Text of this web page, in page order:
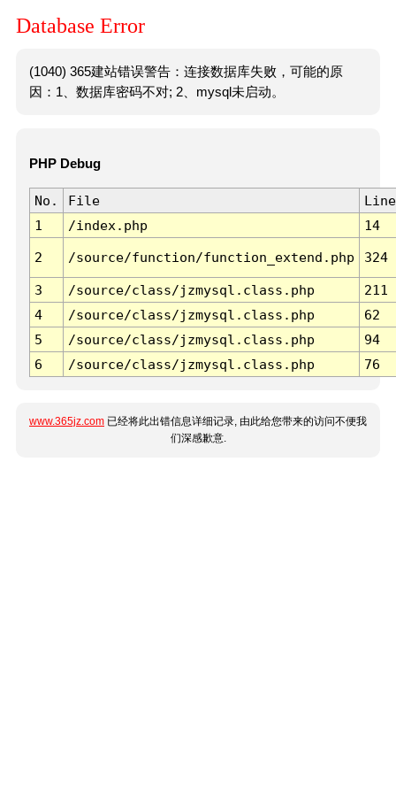
Database Error
(1040) 365建站错误警告：连接数据库失败，可能的原
因：1、数据库密码不对; 2、mysql未启动。
PHP Debug
No. File
Line
1
/index.php 14
2 /source/function/function_extend.php 324
3 /source/class/jzmysql.class.php
211
4
/source/class/jzmysql.class.php
62
5
/source/class/jzmysql.class.php
94
6
/source/class/jzmysql.class.php 76
www.365jz.com 已经将此出错信息详细记录, 由此给您带来的访问不便我
们深感歉意.